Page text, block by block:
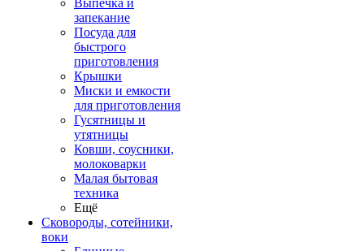
Выпечка и
запекание
Посуда для
быстрого
приготовления
Крышки
Миски и емкости
для приготовления
Гусятницы и
утятницы
Ковши, соусники,
молоковарки
Малая бытовая
техника
Ещё
Сковороды, сотейники,
воки